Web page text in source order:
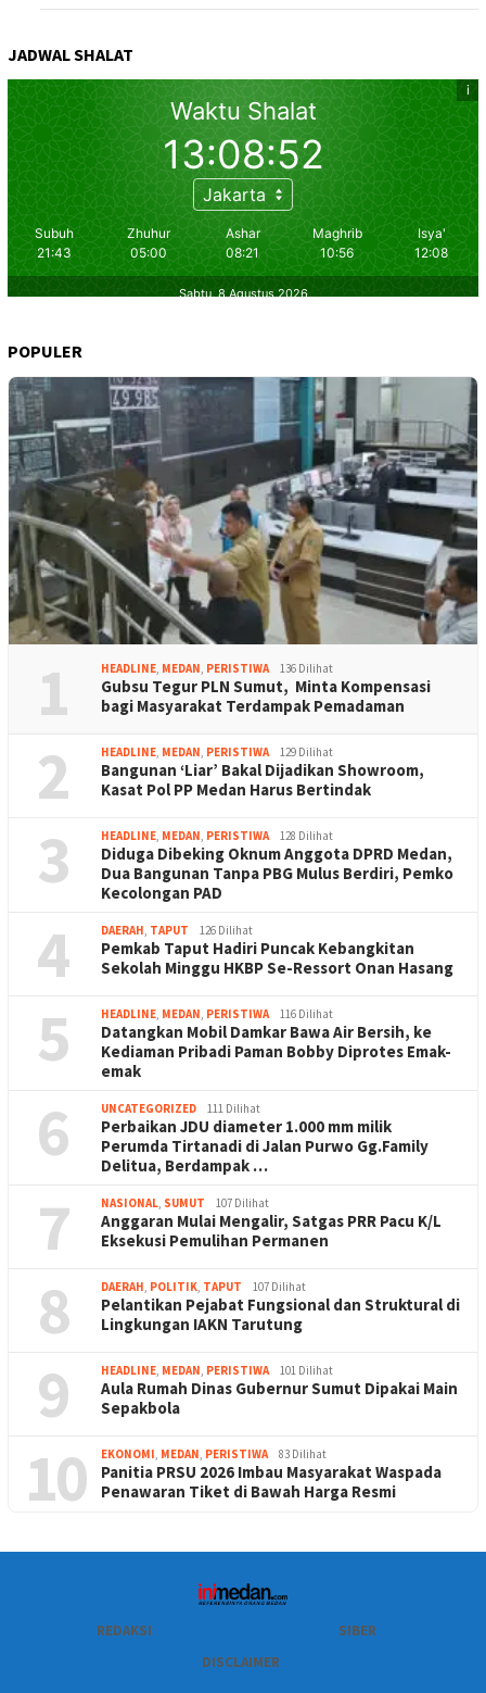
JADWAL SHALAT
POPULER
1 HEADLINE MEDAN PERISTIWA 136 Dilihat
Gubsu Tegur PLN Sumut, Minta Kompensasi
bagi Masyarakat Terdampak Pemadaman
2 HEADLINE MEDAN PERISTIWA 129 Dilihat
Bangunan ‘Liar’ Bakal Dijadikan Showroom,
Kasat Pol PP Medan Harus Bertindak
3 HEADLINE MEDAN PERISTIWA 128 Dilihat
Diduga Dibeking Oknum Anggota DPRD Medan,
Dua Bangunan Tanpa PBG Mulus Berdiri, Pemko
Kecolongan PAD
4 DAERAH TAPUT 126 Dilihat
Pemkab Taput Hadiri Puncak Kebangkitan
Sekolah Minggu HKBP Se-Ressort Onan Hasang
5 HEADLINE MEDAN PERISTIWA 116 Dilihat
Datangkan Mobil Damkar Bawa Air Bersih, ke
Kediaman Pribadi Paman Bobby Diprotes Emak-
emak
6 UNCATEGORIZED 111 Dilihat
Perbaikan JDU diameter 1.000 mm milik
Perumda Tirtanadi di Jalan Purwo Gg.Family
Delitua, Berdampak …
7 NASIONAL SUMUT 107 Dilihat
Anggaran Mulai Mengalir, Satgas PRR Pacu K/L
Eksekusi Pemulihan Permanen
8 DAERAH POLITIK TAPUT 107 Dilihat
Pelantikan Pejabat Fungsional dan Struktural di
Lingkungan IAKN Tarutung
9 HEADLINE MEDAN PERISTIWA 101 Dilihat
Aula Rumah Dinas Gubernur Sumut Dipakai Main
Sepakbola
10 EKONOMI MEDAN PERISTIWA 83 Dilihat
Panitia PRSU 2026 Imbau Masyarakat Waspada
Penawaran Tiket di Bawah Harga Resmi
REDAKSI
SIBER
DISCLAIMER